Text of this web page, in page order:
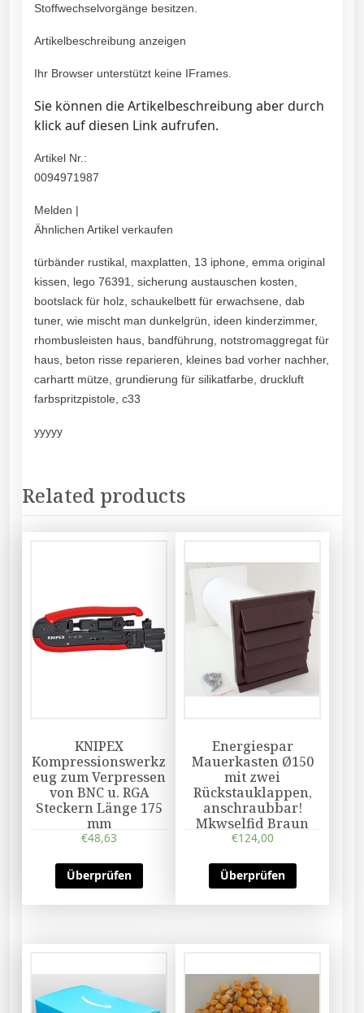
Stoffwechselvorgänge besitzen.
Artikelbeschreibung anzeigen
Ihr Browser unterstützt keine IFrames.
Sie können die Artikelbeschreibung aber durch
klick auf diesen Link aufrufen.
Artikel Nr.:
0094971987
Melden |
Ähnlichen Artikel verkaufen
türbänder rustikal, maxplatten, 13 iphone, emma original
kissen, lego 76391, sicherung austauschen kosten,
bootslack für holz, schaukelbett für erwachsene, dab
tuner, wie mischt man dunkelgrün, ideen kinderzimmer,
rhombusleisten haus, bandführung, notstromaggregat für
haus, beton risse reparieren, kleines bad vorher nachher,
carhartt mütze, grundierung für silikatfarbe, druckluft
farbspritzpistole, c33
yyyyy
Related products
KNIPEX
Kompressionswerkz
eug zum Verpressen
von BNC u. RGA
Steckern Länge 175
mm
€48,63
Überprüfen
Energiespar
Mauerkasten Ø150
mit zwei
Rückstauklappen,
anschraubbar!
Mkwselfid Braun
€124,00
Überprüfen